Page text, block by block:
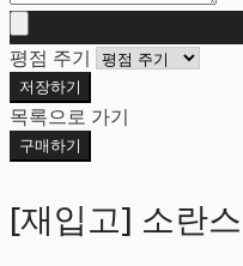
평점 주기
저장하기
목록으로 가기
구매하기
[재입고] 소란